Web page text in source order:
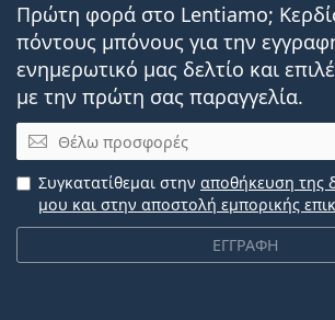
Πρώτη φορά στο Lentiamo;
πόντους μπόνους για την
ενημερωτικό μας δελτίο και
με την πρώτη σας παραγγελία.
Email
ΕΓΓΡΑΦΗ
Συγκατατίθεμαι στην αποθήκευση της
μου και στην αποστολή εμπορικής